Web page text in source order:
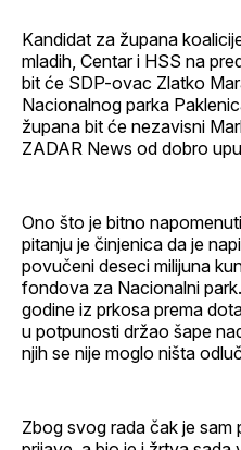
Kandidat za župana
mladih, Centar i HSS na
bit će SDP-ovac Zlatko
Nacionalnog parka
župana bit će nezavisni
ZADAR News od dobro
Ono što je bitno
pitanju je činjenica da je
povučeni deseci milijuna
fondova za Nacionalni
godine iz prkosa prema
u potpunosti držao šape
njih se nije moglo ništa
Zbog svog rada čak je